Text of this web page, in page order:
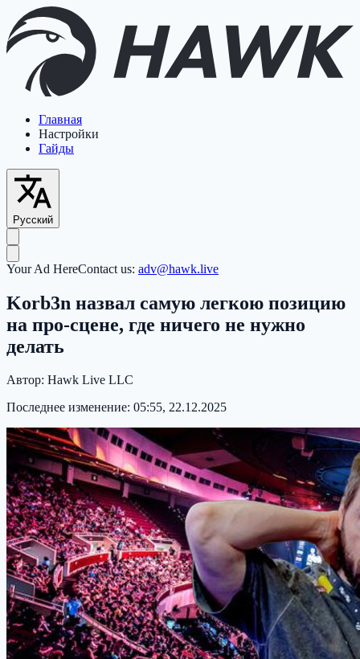
Главная
Настройки
Гайды
Русский
Your Ad HereContact us: adv@hawk.live
Korb3n назвал самую легкою позицию
на про-сцене, где ничего не нужно
делать
Автор: Hawk Live LLC
Последнее изменение: 05:55, 22.12.2025